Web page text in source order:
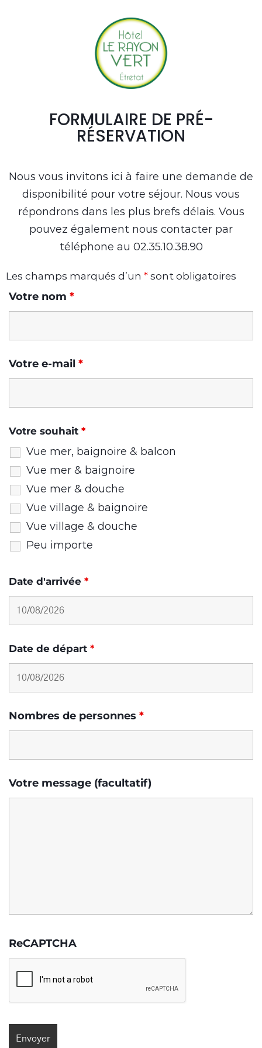
Restaurant
Réserver Offrir
FORMULAIRE DE PRÉ-
RÉSERVATION
Nous vous invitons ici à faire une demande de
disponibilité pour votre séjour. Nous vous
répondrons dans les plus brefs délais. Vous
pouvez également nous contacter par
téléphone au 02.35.10.38.90
Les champs marqués d’un * sont obligatoires
Votre nom *
Votre e-mail *
Votre souhait *
Vue mer, baignoire & balcon
Vue mer & baignoire
Vue mer & douche
Vue village & baignoire
Vue village & douche
Peu importe
Date d'arrivée *
Date de départ *
Nombres de personnes *
Votre message (facultatif)
ReCAPTCHA